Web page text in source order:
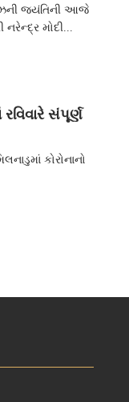
જયંતિની આજે
મોદી...
સંપૂર્ણ
કોરોનાનો